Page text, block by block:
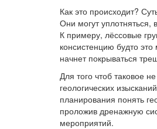
Как это происходит?
Они могут
К примеру, лёссовые
консистенцию будто
начнет покрываться
Для того чтоб таковое
геологических
планирования понять
проложив дренажную
мероприятий.